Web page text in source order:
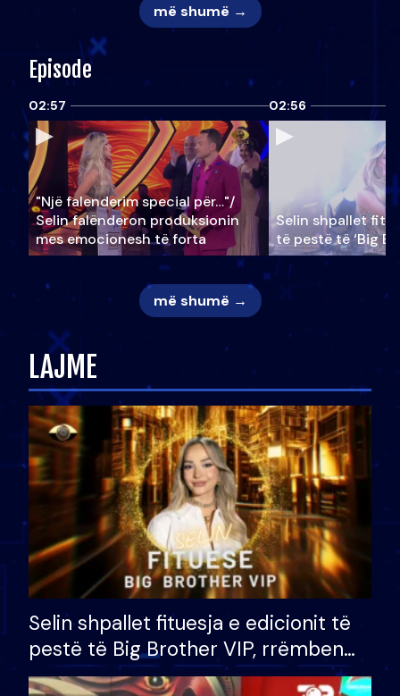
më shumë →
Episode
02:57
"Një falenderim special për…"/
Selin falënderon produksionin
mes emocionesh të forta
02:56
Selin shpallet
të pestë të ‘Big
më shumë →
LAJME
Selin shpallet fituesja e edicionit të
pestë të Big Brother VIP, rrëmben
çmimin e madh prej 100 mijë eurosh